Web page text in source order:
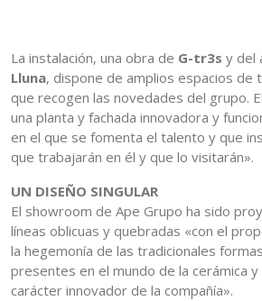
La instalación, una obra de G-tr3s y del
Lluna, dispone de amplios espacios de
que recogen las novedades del grupo.
una planta y fachada innovadora y
en el que se fomenta el talento y que
que trabajarán en él y que lo visitarán».
UN DISEÑO SINGULAR
El showroom de Ape Grupo ha sido
líneas oblicuas y quebradas «con el
la hegemonía de las tradicionales
presentes en el mundo de la cerámica
carácter innovador de la compañía».